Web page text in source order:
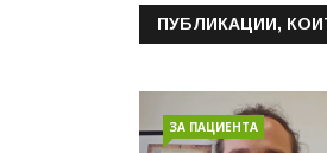
ПУБЛИКАЦИИ,
ЗА ПАЦИЕНТА